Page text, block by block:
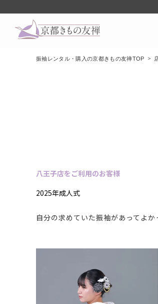
振袖レンタル・購入の京都きもの友禅TOP
八王子店をご利用のお客様
2025年成人式
自分の求めていた振袖があってよか